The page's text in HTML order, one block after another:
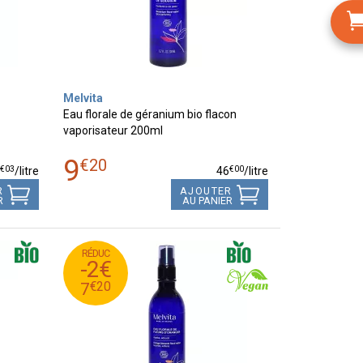
€03/litre
Melvita
Eau florale de géranium bio flacon
vaporisateur 200ml
9€20 46€00/litre
AJOUTER
AU PANIER
RÉDUC
-2€
7€20
9
€
20
7
€
20